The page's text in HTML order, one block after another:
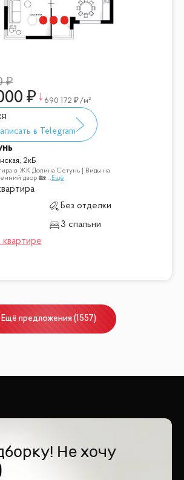
690 172 /м²
2кБ
в ЖК Долина Сетунь | Виды на
двор 🏡... Ещё
Без отделки
3 спальни
Ещё предложения (1557)
Не хочу